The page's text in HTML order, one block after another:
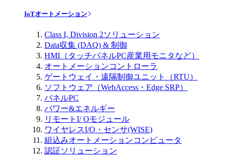
IoTオートメーション
Class I, Division 2ソリューション
Data収集 (DAQ) & 制御
HMI（タッチパネルPC産業用モニタなど）
オートメーションコントローラ
ゲートウェイ・遠隔制御ユニット（RTU）
ソフトウェア（WebAccess・Edge SRP）
パネルPC
パワー&エネルギー
リモートI/ Oモジュール
ワイヤレスI/O・センサ(WISE)
組込みオートメーションコンピュータ
認証ソリューション